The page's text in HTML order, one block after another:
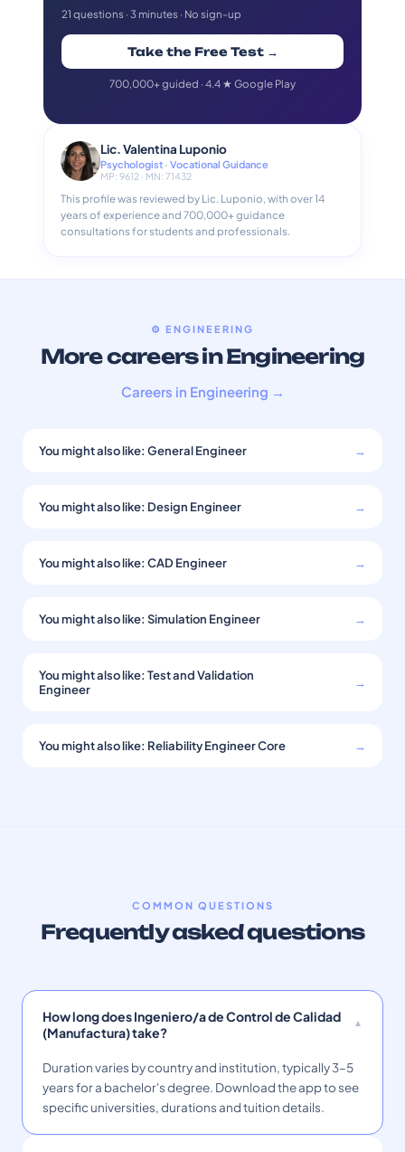
21 questions · 3 minutes · No sign-up
Take the Free Test →
700,000+ guided · 4.4 ★ Google Play
Lic. Valentina Luponio
Psychologist · Vocational Guidance
MP: 9612 · MN: 71432
This profile was reviewed by Lic. Luponio, with over 14
years of experience and 700,000+ guidance
consultations for students and professionals.
⚙️ ENGINEERING
More careers in Engineering
Careers in Engineering →
You might also like: General Engineer →
You might also like: Design Engineer →
You might also like: CAD Engineer →
You might also like: Simulation Engineer →
You might also like: Test and Validation
Engineer
→
You might also like: Reliability Engineer Core →
COMMON QUESTIONS
Frequently asked questions
How long does Ingeniero/a de Control de Calidad
(Manufactura) take?
Duration varies by country and institution, typically 3–5
years for a bachelor's degree. Download the app to see
specific universities, durations and tuition details.